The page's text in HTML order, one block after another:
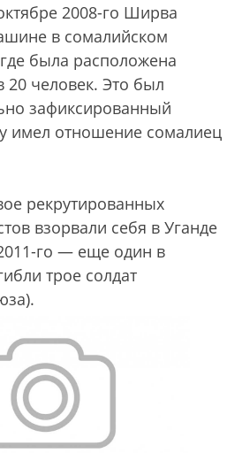
2008-го Ширва
в сомалийском
была расположена
человек. Это был
зафиксированный
имел отношение сомалиец
рекрутированных
взорвали себя в Уганде
го — еще один в
трое солдат